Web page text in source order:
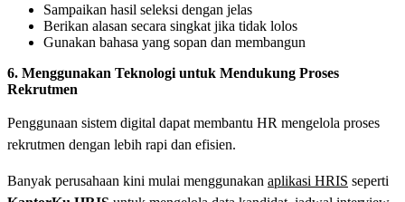
Sampaikan hasil seleksi dengan jelas
Berikan alasan secara singkat jika tidak lolos
Gunakan bahasa yang sopan dan membangun
6. Menggunakan Teknologi untuk Mendukung Proses
Rekrutmen
Penggunaan sistem digital dapat membantu HR mengelola proses
rekrutmen dengan lebih rapi dan efisien.
Banyak perusahaan kini mulai menggunakan aplikasi HRIS seperti